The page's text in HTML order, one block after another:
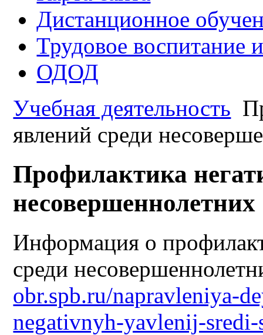
Дистанционное
Трудовое воспитание
ОДОД
Учебная деятельность
явлений среди
Профилактика
несовершеннолетних
Информация о
среди
obr.spb.ru/napravleniya-
negativnyh-yavlenij-